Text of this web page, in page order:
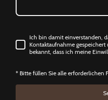
Ich bin damit einverstanden,
Kontaktaufnahme
bekannt, dass ich meine
* Bitte füllen Sie alle erforderlichen